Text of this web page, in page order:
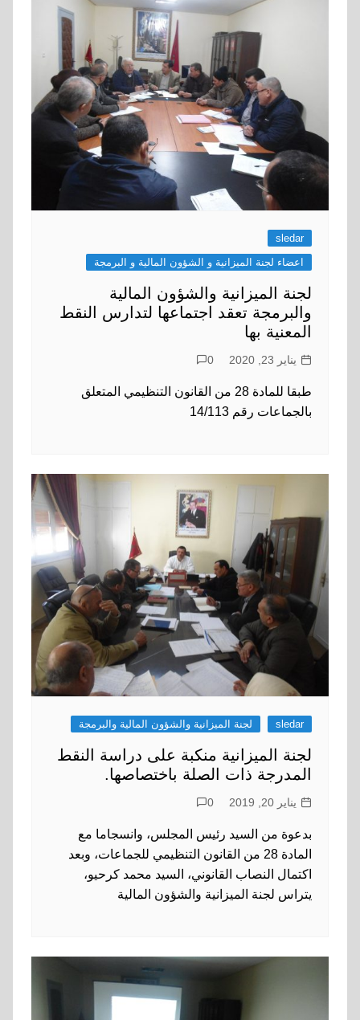
sledar
اعضاء لجنة الميزانية و الشؤون المالية و البرمجة
لجنة الميزانية والشؤون المالية
والبرمجة تعقد اجتماعها لتدارس النقط
المعنية بها
يناير 23, 2020 0
طبقا للمادة 28 من القانون التنظيمي المتعلق
بالجماعات رقم 14/113
sledar لجنة الميزانية والشؤون المالية والبرمجة
لجنة الميزانية منكبة على دراسة النقط
المدرجة ذات الصلة باختصاصها.
يناير 20, 2019 0
بدعوة من السيد رئيس المجلس، وانسجاما مع
المادة 28 من القانون التنظيمي للجماعات، وبعد
اكتمال النصاب القانوني، السيد محمد كرحيو،
يتراس لجنة الميزانية والشؤون المالية